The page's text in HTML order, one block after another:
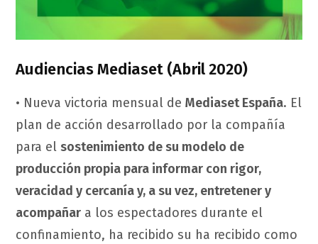
Audiencias Mediaset (Abril 2020)
• Nueva victoria mensual de Mediaset España. El
plan de acción desarrollado por la compañía
para el sostenimiento de su modelo de
producción propia para informar con rigor,
veracidad y cercanía y, a su vez, entretener y
acompañar a los espectadores durante el
confinamiento, ha recibido su ha recibido como